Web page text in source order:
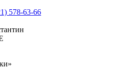
578-63-66